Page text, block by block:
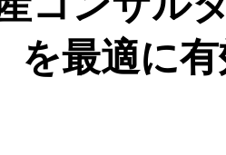
を最適に